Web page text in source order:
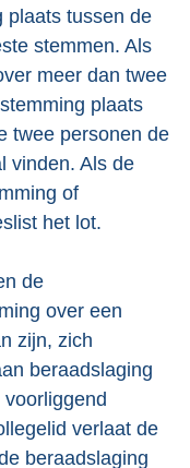
plaats tussen de
stemmen. Als
meer dan twee
plaats
twee personen de
vinden. Als de
of
het lot.
de
over een
zijn, zich
beraadslaging
verlaat de
beraadslaging